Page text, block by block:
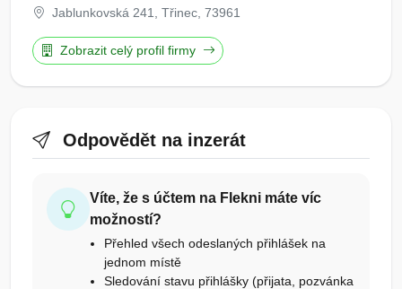
Jablunkovská 241, Třinec, 73961
Zobrazit celý profil firmy
Odpovědět na inzerát
Víte, že s účtem na Flekni máte víc
možností?
Přehled všech odeslaných přihlášek na
jednom místě
Sledování stavu přihlášky (přijata, pozvánka